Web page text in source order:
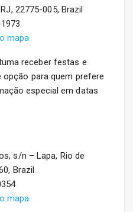
22775-005, Brazil
mapa
receber festas e
para quem prefere
especial em datas
s/n – Lapa, Rio de
Brazil
mapa